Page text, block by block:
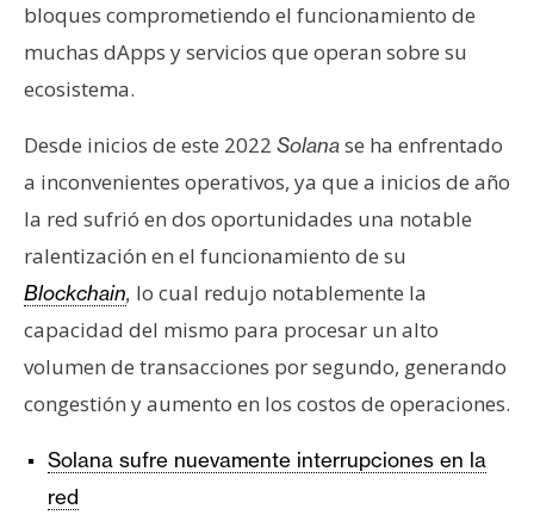
bloques comprometiendo el funcionamiento de
muchas dApps y servicios que operan sobre su
ecosistema.
Desde inicios de este 2022 Solanase ha enfrentado
a inconvenientes operativos, ya que a inicios de año
la red sufrió en dos oportunidades una notable
ralentización en el funcionamiento de su
Blockchain, lo cual redujo notablemente la
capacidad del mismo para procesar un alto
volumen de transacciones por segundo, generando
congestión y aumento en los costos de operaciones.
Solana sufre nuevamente interrupciones en la
red